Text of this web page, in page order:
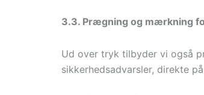
3.3. Prægning og mærkning
Ud over tryk tilbyder vi også
sikkerhedsadvarsler, direkte